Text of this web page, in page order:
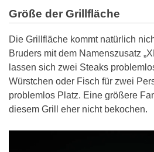
Größe der Grillfläche
Die Grillfläche kommt natürlich
Bruders mit dem Namenszusatz
lassen sich zwei Steaks
Würstchen oder Fisch für zwei
problemlos Platz. Eine größere
diesem Grill eher nicht bekochen.